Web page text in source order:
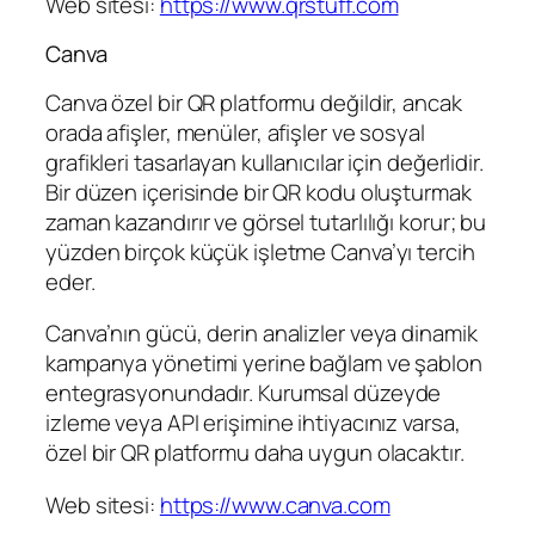
Canva
Canva özel bir QR platformu değildir, ancak
orada afişler, menüler, afişler ve sosyal
grafikleri tasarlayan kullanıcılar için değerlidir.
Bir düzen içerisinde bir QR kodu oluşturmak
zaman kazandırır ve görsel tutarlılığı korur; bu
yüzden birçok küçük işletme Canva’yı tercih
eder.
Canva’nın gücü, derin analizler veya dinamik
kampanya yönetimi yerine bağlam ve şablon
entegrasyonundadır. Kurumsal düzeyde
izleme veya API erişimine ihtiyacınız varsa,
özel bir QR platformu daha uygun olacaktır.
Web sitesi: https://www.canva.com